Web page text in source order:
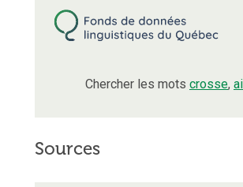
Chercher les mots crosse,
Sources